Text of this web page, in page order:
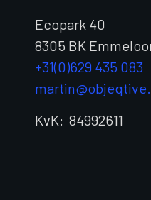
Ecopark 40
8305 BK
+31(0)629 435 083
KvK: 84992611